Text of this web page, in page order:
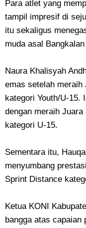
Para atlet yang
tampil impresif di
itu sekaligus
muda asal
Naura Khalisyah
emas setelah meraih
kategori Youth/U-15.
dengan meraih
kategori U-15.
Sementara itu,
menyumbang
Sprint Distance
Ketua KONI
bangga atas capaian